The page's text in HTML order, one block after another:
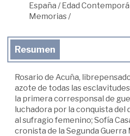
España /Edad
Memorias/
Resumen
Rosario de Acuña,
azote de todas las
la primera corresponsal de
luchadora por la conquista del
al sufragio femenino; Sofía
cronista de la Segunda Guerra